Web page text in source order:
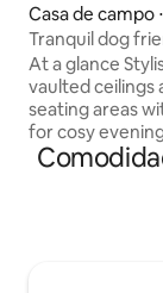
Casa de campo
Tranquil dog
At a glance Stylish open-plan living with
vaulted ceilings
seating areas
for cosy evenings Peaceful
setting with
Cottage is a